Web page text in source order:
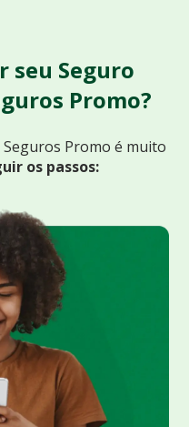
seu Seguro
Promo?
Promo é muito
os passos: